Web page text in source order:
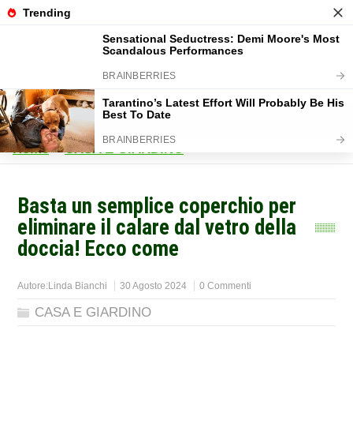
Home>CASA E GIARDINO
Basta un semplice coperchio per
eliminare il calare dal vetro della
doccia! Ecco come
Autore:Linda Bianchi 30 Agosto 2024 0 Commenti
CASA E GIARDINO